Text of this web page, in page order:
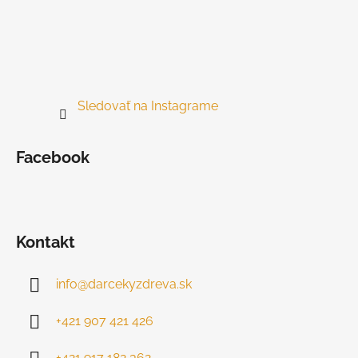
Sledovať na Instagrame
Facebook
Kontakt
info@darcekyzdreva.sk
+421 907 421 426